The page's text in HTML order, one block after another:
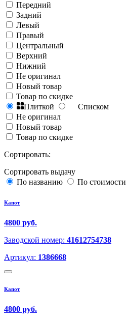
Передний
Задний
Левый
Правый
Центральный
Верхний
Нижний
Не оригинал
Новый товар
Товар по скидке
Плиткой
Списком
Не оригинал
Новый товар
Товар по скидке
Сортировать:
Сортировать выдачу
По названию
По стоимости
Капот
4800 руб.
Заводской номер: 41612754738
Артикул: 1386668
Капот
4800 руб.